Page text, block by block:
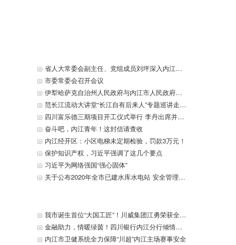
省人大常委会副主任、党组成员刘坪深入内江开展执法检查
市委常委会召开会议
伊犁哈萨克自治州人民政府与内江市人民政府签署战略合作框架协议
范长江流动大讲堂“长江自有后来人”专题巡讲走进东兴区
四川富乐德三期项目开工仪式举行 李丹出席并宣布开工 贺贤汉致辞
奋斗吧，内江青年！这封信请查收
内江经开区：小区电梯未定期检验，罚款3万元！
保护知识产权，习近平强调了这几个要点
习近平为网络强国“强心固体”
关于公布2020年全市已建水库水电站 安全管理和安全度汛责任人名单的通告
我市诞生首位“大国工匠”！川威集团江勇荣获全国总工会认定
金融助力，情暖绿茵！四川银行内江分行倾情护航“川超”内江主场首战
内江市卫健系统全力保障“川超”内江主场赛事安全